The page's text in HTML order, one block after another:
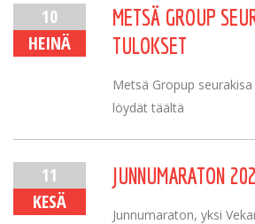
10
HEINÄ
METSÄ GROUP
TULOKSET
Metsä Gropup
löydät täältä
11
KESÄ
JUNNUMARATON
Junnumaraton, yksi